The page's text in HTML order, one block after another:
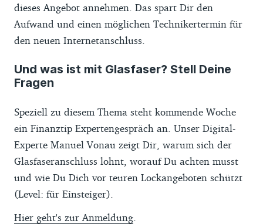
dieses Angebot annehmen. Das spart Dir den
Aufwand und einen möglichen Technikertermin für
den neuen Internetanschluss.
Und was ist mit Glasfaser? Stell Deine
Fragen
Speziell zu diesem Thema steht kommende Woche
ein Finanztip Expertengespräch an. Unser Digital-
Experte Manuel Vonau zeigt Dir, warum sich der
Glasfaseranschluss lohnt, worauf Du achten musst
und wie Du Dich vor teuren Lockangeboten schützt
(Level: für Einsteiger).
Hier geht's zur Anmeldung